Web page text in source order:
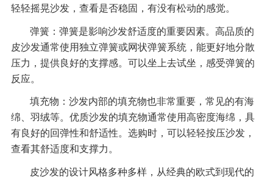
轻轻摇晃沙发，查看是否稳固，有没有松动的感觉。
弹簧：弹簧是影响沙发舒适度的重要因素。高品质的
皮沙发通常使用独立弹簧或网状弹簧系统，能更好地分散
压力，提供良好的支撑感。可以坐上去试坐，感受弹簧的
反应。
填充物：沙发内部的填充物也非常重要，常见的有海
绵、羽绒等。优质沙发的填充物通常使用高密度海绵，具
有良好的回弹性和舒适性。选购时，可以轻轻按压沙发，
查看其舒适度和支撑力。
皮沙发的设计风格多种多样，从经典的欧式到现代的